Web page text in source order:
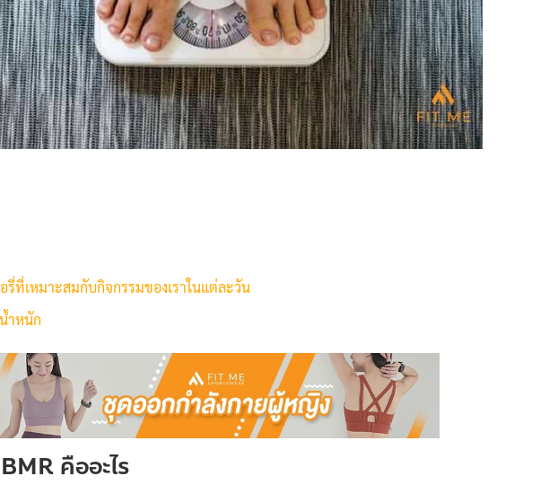
ที่เหมาะสมกับกิจกรรมของเราในแต่ละวัน
ำหนัก
คืออะไร